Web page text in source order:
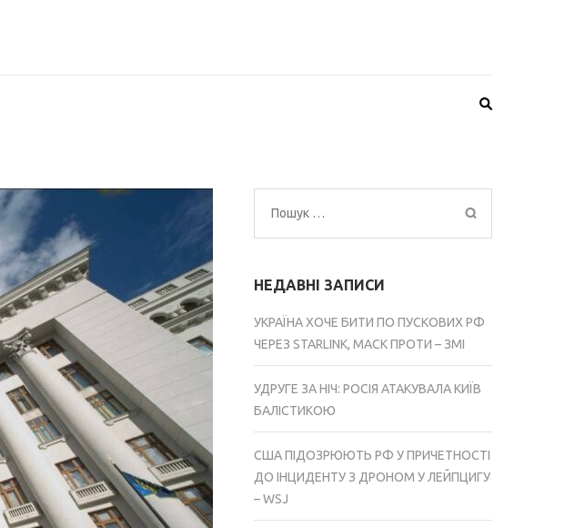
Пошук:
НЕДАВНІ ЗАПИСИ
УКРАЇНА ХОЧЕ БИТИ ПО ПУСКОВИХ РФ
ЧЕРЕЗ STARLINK, МАСК ПРОТИ – ЗМІ
УДРУГЕ ЗА НІЧ: РОСІЯ АТАКУВАЛА КИЇВ
БАЛІСТИКОЮ
США ПІДОЗРЮЮТЬ РФ У ПРИЧЕТНОСТІ
ДО ІНЦИДЕНТУ З ДРОНОМ У ЛЕЙПЦИГУ
– WSJ